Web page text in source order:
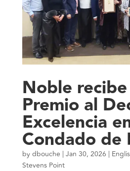
Noble
Premio al
Excelencia
Condado de
bydbouche | Jan 30, 2026 |
Stevens Point